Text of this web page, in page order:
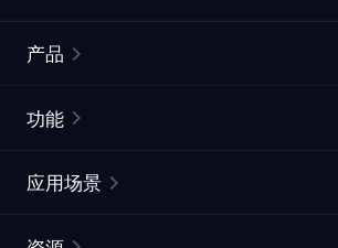
产品
静态住宅代理
功能
应用场景